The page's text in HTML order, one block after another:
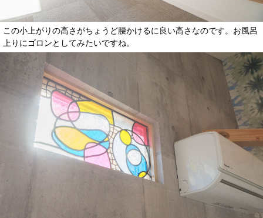
この小上がりの高さがちょうど腰かけるに良い高さなのです。お風呂
上りにゴロンとしてみたいですね。